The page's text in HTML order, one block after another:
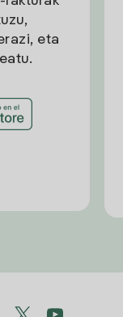
eta